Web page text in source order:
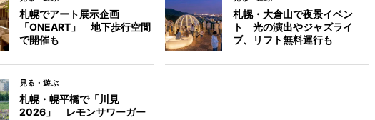
札幌でアート展示企画
「ONEART」 地下歩行空間
で開催も
札幌・大倉山で夜景イベン
ト 光の演出やジャズライ
ブ、リフト無料運行も
見る・遊ぶ
札幌・幌平橋で「川見
2026」 レモンサワーガー